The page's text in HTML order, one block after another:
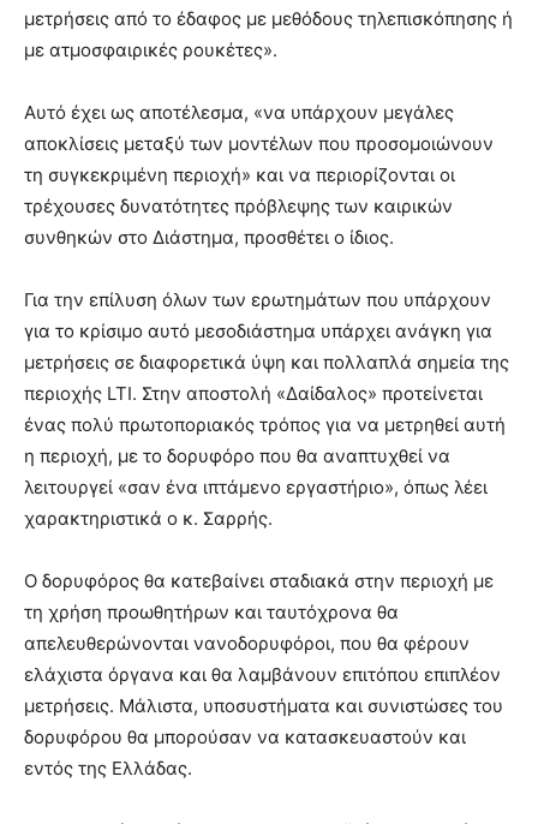
μετρήσεις από το έδαφος με μεθόδους τηλεπισκόπησης ή
με ατμοσφαιρικές ρουκέτες».
Αυτό έχει ως αποτέλεσμα, «να υπάρχουν μεγάλες
αποκλίσεις μεταξύ των μοντέλων που προσομοιώνουν
τη συγκεκριμένη περιοχή» και να περιορίζονται οι
τρέχουσες δυνατότητες πρόβλεψης των καιρικών
συνθηκών στο Διάστημα, προσθέτει ο ίδιος.
Για την επίλυση όλων των ερωτημάτων που υπάρχουν
για το κρίσιμο αυτό μεσοδιάστημα υπάρχει ανάγκη για
μετρήσεις σε διαφορετικά ύψη και πολλαπλά σημεία της
περιοχής LTI. Στην αποστολή «Δαίδαλος» προτείνεται
ένας πολύ πρωτοποριακός τρόπος για να μετρηθεί αυτή
η περιοχή, με το δορυφόρο που θα αναπτυχθεί να
λειτουργεί «σαν ένα ιπτάμενο εργαστήριο», όπως λέει
χαρακτηριστικά ο κ. Σαρρής.
Ο δορυφόρος θα κατεβαίνει σταδιακά στην περιοχή με
τη χρήση προωθητήρων και ταυτόχρονα θα
απελευθερώνονται νανοδορυφόροι, που θα φέρουν
ελάχιστα όργανα και θα λαμβάνουν επιτόπου επιπλέον
μετρήσεις. Μάλιστα, υποσυστήματα και συνιστώσες του
δορυφόρου θα μπορούσαν να κατασκευαστούν και
εντός της Ελλάδας.